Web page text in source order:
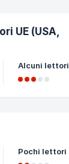
UE (USA,
Alcuni lettori
Pochi lettori